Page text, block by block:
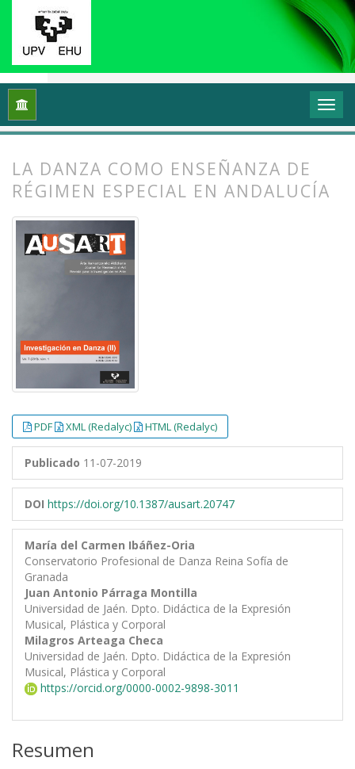
Inicio Vol. 7 Núm. 1 (2019): Investigación en danza
LA DANZA COMO ENSEÑANZA DE
RÉGIMEN ESPECIAL EN ANDALUCÍA
PDF XML (Redalyc) HTML (Redalyc)
Publicado 11-07-2019
DOI https://doi.org/10.1387/ausart.20747
María del Carmen Ibáñez-Oria
Conservatorio Profesional de Danza Reina Sofía de
Granada
Juan Antonio Párraga Montilla
Universidad de Jaén. Dpto. Didáctica de la Expresión
Musical, Plástica y Corporal
Milagros Arteaga Checa
Universidad de Jaén. Dpto. Didáctica de la Expresión
Musical, Plástica y Corporal
https://orcid.org/0000-0002-9898-3011
Resumen